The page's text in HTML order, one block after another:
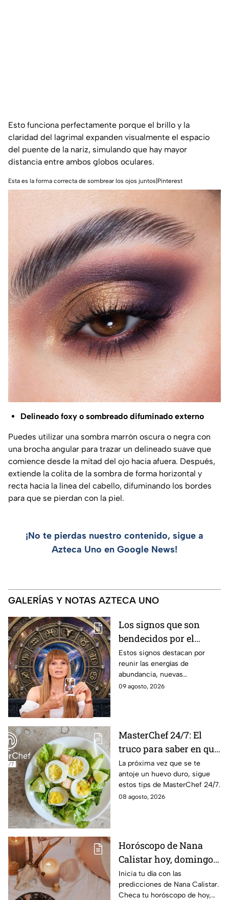
Esto funciona perfectamente porque el brillo y la
claridad del lagrimal expanden visualmente el espacio
del puente de la nariz, simulando que hay mayor
distancia entre ambos globos oculares.
Esta es la forma correcta de sombrear los ojos juntos|Pinterest
Delineado foxy o sombreado difuminado externo
Puedes utilizar una sombra marrón oscura o negra con
una brocha angular para trazar un delineado suave que
comience desde la mitad del ojo hacia afuera. Después,
extiende la colita de la sombra de forma horizontal y
recta hacia la línea del cabello, difuminando los bordes
para que se pierdan con la piel.
¡No te pierdas nuestro contenido, sigue a
Azteca Uno en Google News!
GALERÍAS Y NOTAS AZTECA UNO
Los signos que son
bendecidos por el
universo con suerte en
el dinero y el amor a
partir de hoy 9 de
agosto: los horóscopos
Estos signos destacan por
reunir las energías de
abundancia, nuevas
oportunidades, estabilidad
09 agosto, 2026
MasterChef 24/7: El
truco para saber en qué
momento está listo un
huevo cocido
La próxima vez que se te
antoje un huevo duro, sigue
estos tips de MasterChef 24/7.
08 agosto, 2026
Horóscopo de Nana
Calistar hoy, domingo 9
de agosto: estos signos
tendrán ingresos extra
Inicia tu día con las
predicciones de Nana Calistar.
Checa tu horóscopo de hoy,